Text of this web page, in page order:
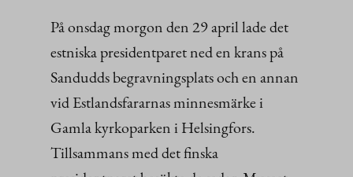
På onsdag morgon den 29 april lade det
estniska presidentparet ned en krans på
Sandudds begravningsplats och en annan
vid Estlandsfararnas minnesmärke i
Gamla kyrkoparken i Helsingfors.
Tillsammans med det finska